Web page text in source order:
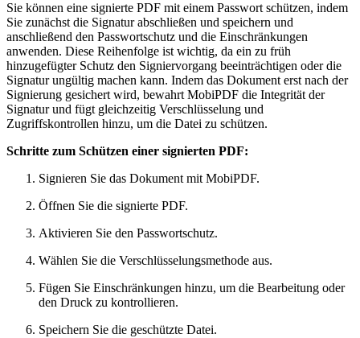
Sie können eine signierte PDF mit einem Passwort schützen, indem
Sie zunächst die Signatur abschließen und speichern und
anschließend den Passwortschutz und die Einschränkungen
anwenden. Diese Reihenfolge ist wichtig, da ein zu früh
hinzugefügter Schutz den Signiervorgang beeinträchtigen oder die
Signatur ungültig machen kann. Indem das Dokument erst nach der
Signierung gesichert wird, bewahrt MobiPDF die Integrität der
Signatur und fügt gleichzeitig Verschlüsselung und
Zugriffskontrollen hinzu, um die Datei zu schützen.
Schritte zum Schützen einer signierten PDF:
Signieren Sie das Dokument mit MobiPDF.
Öffnen Sie die signierte PDF.
Aktivieren Sie den Passwortschutz.
Wählen Sie die Verschlüsselungsmethode aus.
Fügen Sie Einschränkungen hinzu, um die Bearbeitung oder
den Druck zu kontrollieren.
Speichern Sie die geschützte Datei.